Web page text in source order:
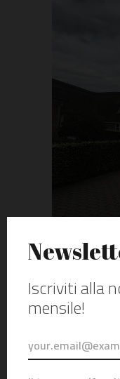
Copenaghen
addosso nemmeno
nuovo intorno a me